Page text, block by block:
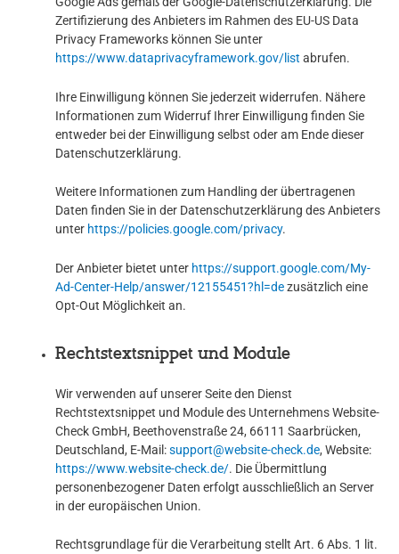
Zertifizierung des Anbieters im Rahmen des EU-US Data
Privacy Frameworks können Sie unter
https://www.dataprivacyframework.gov/list abrufen.
Ihre Einwilligung können Sie jederzeit widerrufen. Nähere
Informationen zum Widerruf Ihrer Einwilligung finden Sie
entweder bei der Einwilligung selbst oder am Ende dieser
Datenschutzerklärung.
Weitere Informationen zum Handling der übertragenen
Daten finden Sie in der Datenschutzerklärung des Anbieters
unter https://policies.google.com/privacy.
Der Anbieter bietet unter https://support.google.com/My-
Ad-Center-Help/answer/12155451?hl=dezusätzlich eine
Opt-Out Möglichkeit an.
Rechtstextsnippet und Module
Wir verwenden auf unserer Seite den Dienst
Rechtstextsnippet und Module des Unternehmens Website-
Check GmbH, Beethovenstraße 24, 66111 Saarbrücken,
Deutschland, E-Mail:support@website-check.de, Website:
https://www.website-check.de/. Die Übermittlung
personenbezogener Daten erfolgt ausschließlich an Server
in der europäischen Union.
Rechtsgrundlage für die Verarbeitung stellt Art. 6 Abs. 1 lit.